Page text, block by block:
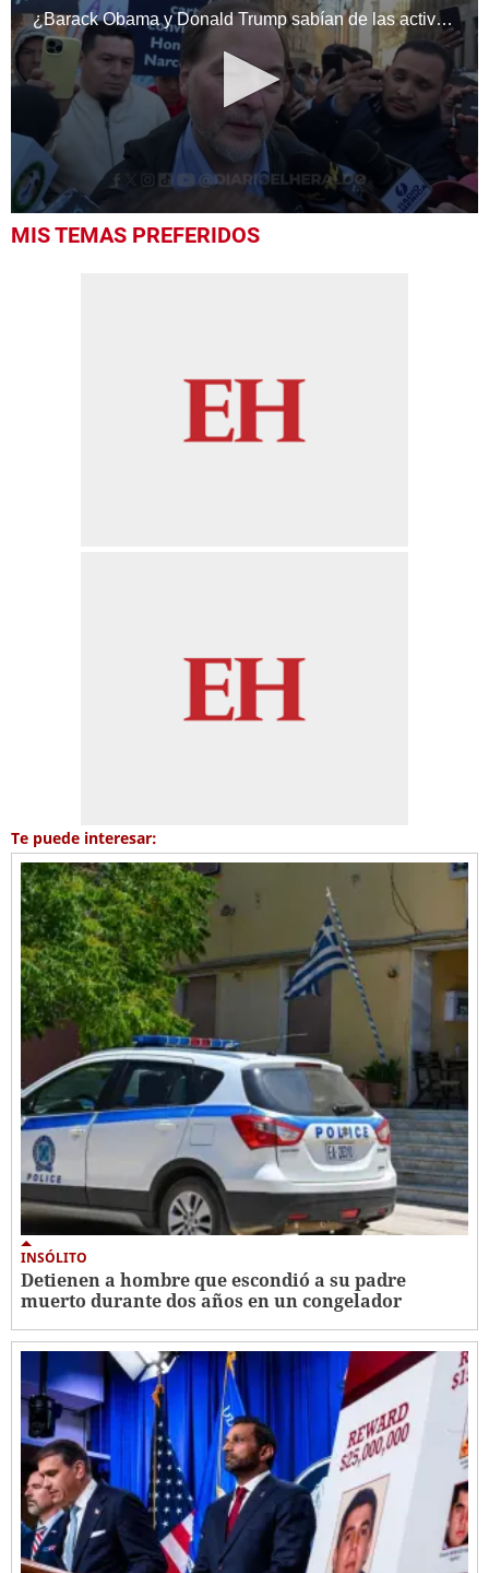
¿Barack Obama y Donald Trump sabían de las actividades de JOH?
seconds
MIS TEMAS PREFERIDOS
Te puede interesar:
INSÓLITO
Detienen a hombre que escondió a su padre
muerto durante dos años en un congelador